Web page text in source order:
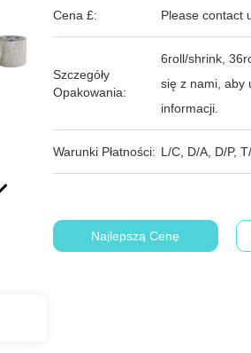
Cena £: Please contact
Szczegóły
Opakowania:
6roll/shrink,
się z nami, aby
informacji.
Warunki Płatności: L/C, D/A, D/P,
Najlepszą Cenę